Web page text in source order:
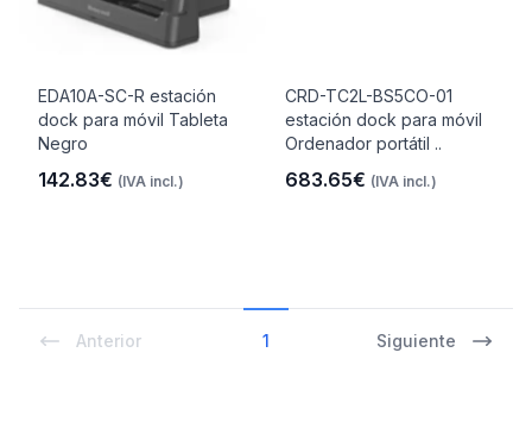
EDA10A-SC-R estación
dock para móvil Tableta
Negro
142.83€ (IVA incl.)
CRD-TC2L-BS5CO-01
estación dock para móvil
Ordenador portátil ..
683.65€ (IVA incl.)
Anterior 1 Siguiente